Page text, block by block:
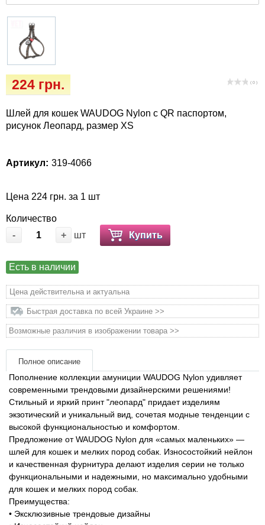
( 0 )
224 грн.
Шлей для кошек WAUDOG Nylon с QR паспортом,
рисунок Леопард, размер XS
Артикул: 319-4066
Цена 224 грн. за 1 шт
Количество
-
+ шт Купить
Есть в наличии
Цена действительна и актуальна
Быстрая доставка по всей Украине >>
Возможные различия в изображении товара >>
Полное описание
Пополнение коллекции амуниции WAUDOG Nylon удивляет
современными трендовыми дизайнерскими решениями!
Стильный и яркий принт "леопард" придает изделиям
экзотический и уникальный вид, сочетая модные тенденции с
высокой функциональностью и комфортом.
Предложение от WAUDOG Nylon для «самых маленьких» —
шлей для кошек и мелких пород собак. Износостойкий нейлон
и качественная фурнитура делают изделия серии не только
функциональными и надежными, но максимально удобными
для кошек и мелких пород собак.
Преимущества:
• Эксклюзивные трендовые дизайны
Ласощі та корма
для собак
Лежаки, домики, охлаждая коврики
Миски, автокормушки, поилки
Одежда и обувь
расходные материалы
Подарочные сертификаты
Товары для грызунов
Товары для лошадей
Хозряд - хозтовары оптом
Популярные зоотовары
Архив / Снято с производства